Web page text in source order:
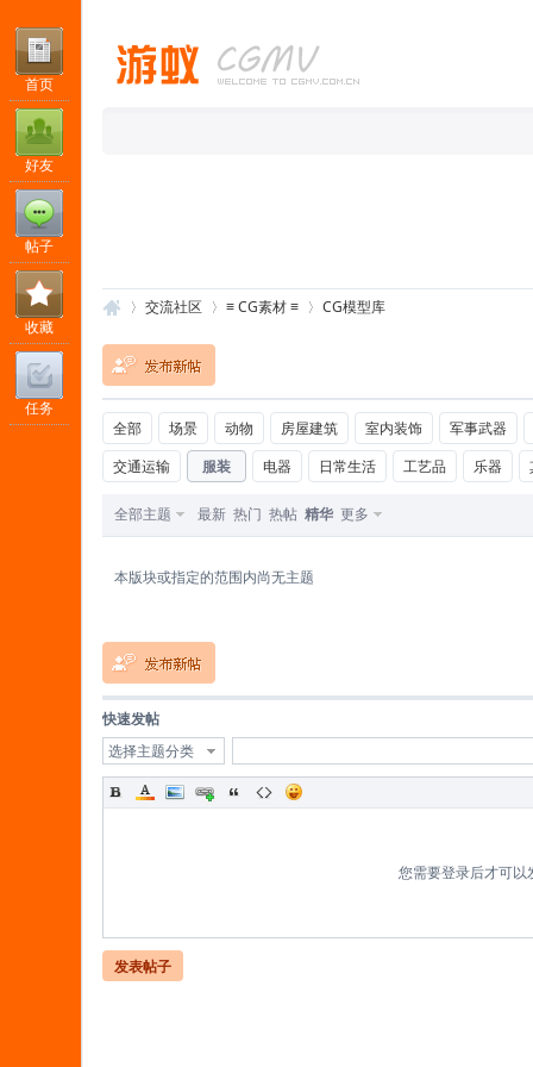
首页
好友
帖子
收藏
任务 游
蚁
»
交流社区
›
≡ CG素材 ≡
›
CG模型库
全部 场景 动物 房屋建筑 室内装饰
军事武器
交通运输
服装 电器 日常生活 工艺品 乐器
全部主题 最新 热门 热帖 精华 更多
本版块或指定的范围内尚无主题
快速发帖
选择主题分类
您需要登录后才可
发表帖子